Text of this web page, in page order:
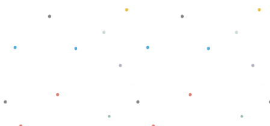
Baca selengkapnya